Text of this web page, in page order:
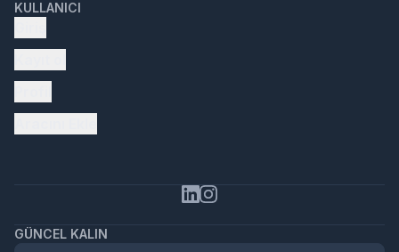
KULLANICI
GÜNCEL KALIN